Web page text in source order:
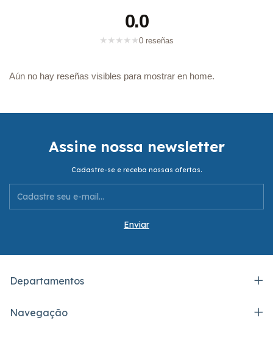
0.0
★ ★ ★ ★ ★0 reseñas
Aún no hay reseñas visibles para mostrar en home.
Assine nossa newsletter
Cadastre-se e receba nossas ofertas.
Departamentos
Navegação